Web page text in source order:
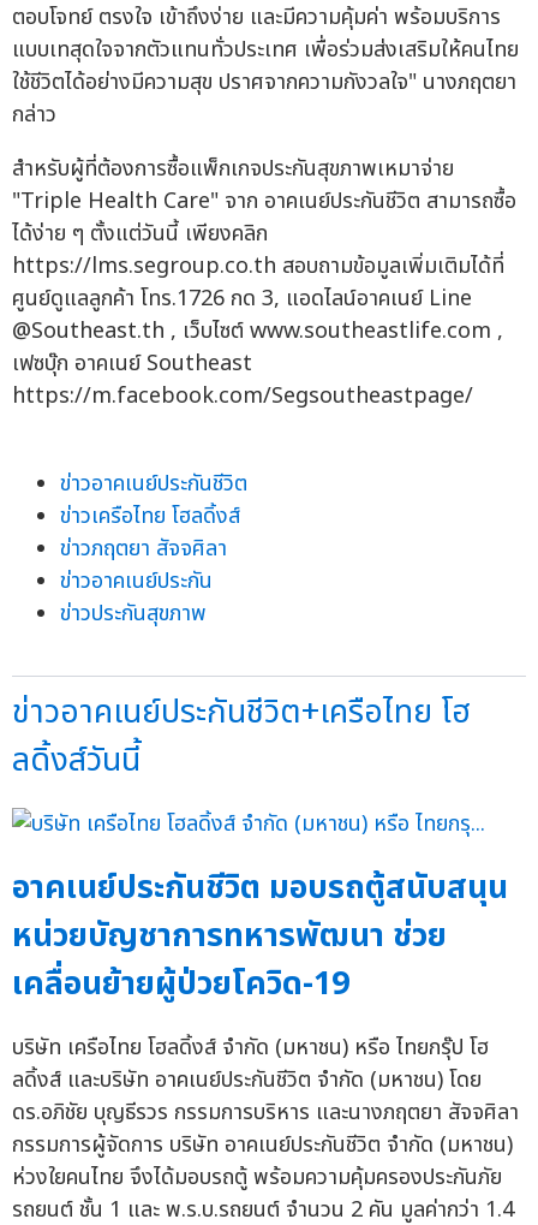
ตอบโจทย์ ตรงใจ เข้าถึงง่าย และมีความคุ้มค่า พร้อมบริการ
แบบเทสุดใจจากตัวแทนทั่วประเทศ เพื่อร่วมส่งเสริมให้คนไทย
ใช้ชีวิตได้อย่างมีความสุข ปราศจากความกังวลใจ" นางภฤตยา
กล่าว
สำหรับผู้ที่ต้องการซื้อแพ็กเกจประกันสุขภาพเหมาจ่าย
"Triple Health Care" จาก อาคเนย์ประกันชีวิต สามารถซื้อ
ได้ง่าย ๆ ตั้งแต่วันนี้ เพียงคลิก
https://lms.segroup.co.th สอบถามข้อมูลเพิ่มเติมได้ที่
ศูนย์ดูแลลูกค้า โทร.1726 กด 3, แอดไลน์อาคเนย์ Line
@Southeast.th , เว็บไซต์ www.southeastlife.com ,
เฟซบุ๊ก อาคเนย์ Southeast
https://m.facebook.com/Segsoutheastpage/
ข่าวอาคเนย์ประกันชีวิต
ข่าวเครือไทย โฮลดิ้งส์
ข่าวภฤตยา สัจจศิลา
ข่าวอาคเนย์ประกัน
ข่าวประกันสุขภาพ
ข่าวอาคเนย์ประกันชีวิต+เครือไทย โฮ
ลดิ้งส์วันนี้
อาคเนย์ประกันชีวิต มอบรถตู้สนับสนุน
หน่วยบัญชาการทหารพัฒนา ช่วย
เคลื่อนย้ายผู้ป่วยโควิด-19
บริษัท เครือไทย โฮลดิ้งส์ จำกัด (มหาชน) หรือ ไทยกรุ๊ป โฮ
ลดิ้งส์ และบริษัท อาคเนย์ประกันชีวิต จำกัด (มหาชน) โดย
ดร.อภิชัย บุญธีรวร กรรมการบริหาร และนางภฤตยา สัจจศิลา
กรรมการผู้จัดการ บริษัท อาคเนย์ประกันชีวิต จำกัด (มหาชน)
ห่วงใยคนไทย จึงได้มอบรถตู้ พร้อมความคุ้มครองประกันภัย
รถยนต์ ชั้น 1 และ พ.ร.บ.รถยนต์ จำนวน 2 คัน มูลค่ากว่า 1.4